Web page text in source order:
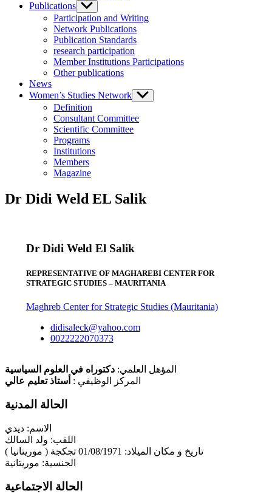
Publications Show
sub
menu
Participation and Writing
Network Publications
Publication Standards
research participation
Member Institutions Participations
Other publications
News
Women’s Studies Network Show
sub
Definition
Consultant Committee
Scientific Committee
Programs
Institutions
Members
Magazine
Dr Didi Weld EL Salik
Dr Didi Weld El Salik
REPRESENTATIVE OF MAGHAREBI CENTER FOR
STRATEGIC STUDIES – MAURITANIA
Maghreb Center for Strategic Studies (Mauritania)
didisaleck@yahoo.com
0022222070373
المؤهل العلمي: دكتوراه في العلوم السياسية
المركز الوظيفي : أستاذ تعليم عالي
الحالة المدنية
الاسم: ديدي
اللقب: ولد السالك
تاريخ و مكان الميلاد: 01/08/1971 تجكجة ( موريتانيا )
الجنسية: موريتانية
الحالة الاجتماعية